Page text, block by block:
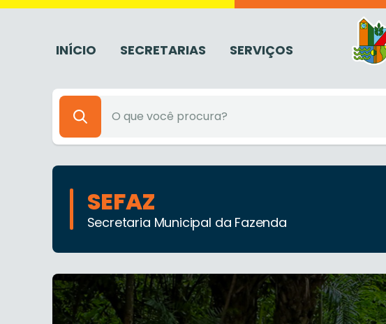
INÍCIO SECRETARIAS SERVIÇOS
SEFAZ
Secretaria Municipal da Fazenda